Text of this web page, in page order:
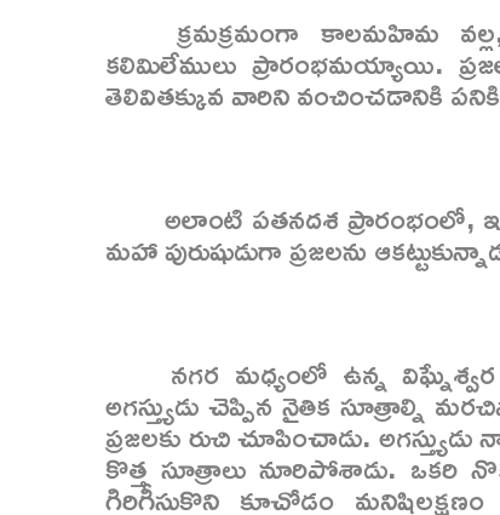
క్రమక్రమంగా కాలమహిమ
కలిమిలేములు ప్రారంభమయ్యాయి.
తెలివితక్కువ వారిని వంచించడానికి
అలాంటి పతనదశ ప్రారంభంలో,
మహా పురుషుడుగా ప్రజలను
నగర మధ్యంలో ఉన్న
అగస్త్యుడు చెప్పిన నైతిక సూత్రాల్ని
ప్రజలకు రుచి చూపించాడు.
కొత్త సూత్రాలు నూరిపోశాడు. ఒకరి
గిరిగీసుకొని కూచోడం